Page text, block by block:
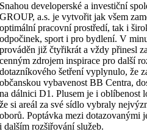
Snahou developerské a investiční
GROUP, a.s. je vytvořit jak všem
optimální pracovní prostředí, tak i
odpočinek, sport i pro bydlení. V
prováděn již čtyřikrát a vždy přinesl
cenným zdrojem inspirace pro další
dotazníkového šetření vyplynulo, že
občanskou vybavenost BB Centra,
na dálnici D1. Plusem je i oblíbenost
že si areál za své sídlo vybraly
oborů. Poptávka mezi dotazovanými
i dalším rozšiřování služeb.